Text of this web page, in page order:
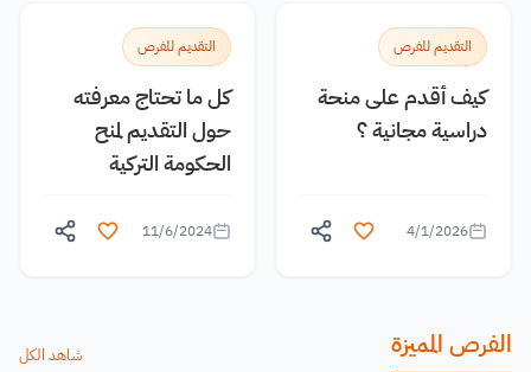
التقديم للفرص
كيف أقدم على منحة
دراسية مجانية ؟
4/1/2026
التقديم للفرص
كل ما تحتاج معرفته
حول التقديم لمنح
الحكومة التركية
11/6/2024
الفرص المميزة شاهد الكل